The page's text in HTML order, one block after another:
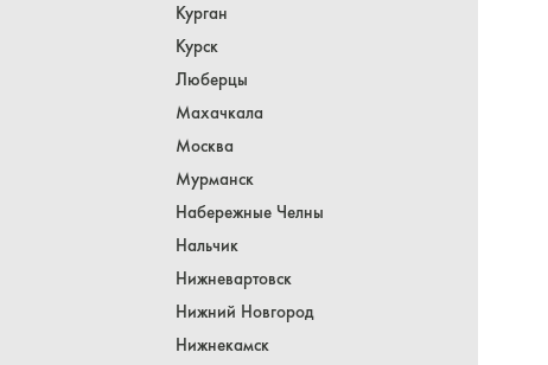
Курган
Курск
Люберцы
Махачкала
Москва
Мурманск
Набережные Челны
Нальчик
Нижневартовск
Нижний Новгород
Нижнекамск